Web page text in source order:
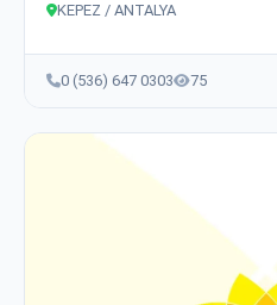
KEPEZ / ANTALYA
0 (536) 647 0303 75